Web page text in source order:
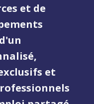
et de
et